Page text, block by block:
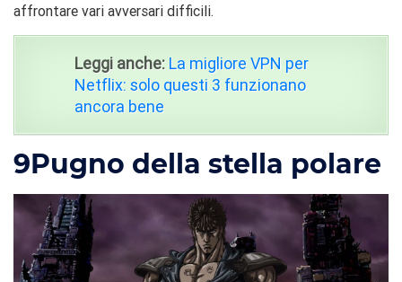
affrontare vari avversari difficili.
Leggi anche: La migliore VPN per
Netflix: solo questi 3 funzionano
ancora bene
9Pugno della stella polare